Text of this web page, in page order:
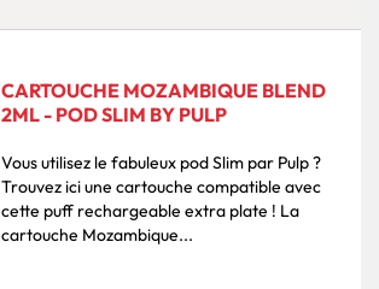
CARTOUCHE MOZAMBIQUE BLEND
2ML - POD SLIM BY PULP
Vous utilisez le fabuleux pod Slim par Pulp ?
Trouvez ici une cartouche compatible avec
cette puff rechargeable extra plate ! La
cartouche Mozambique...